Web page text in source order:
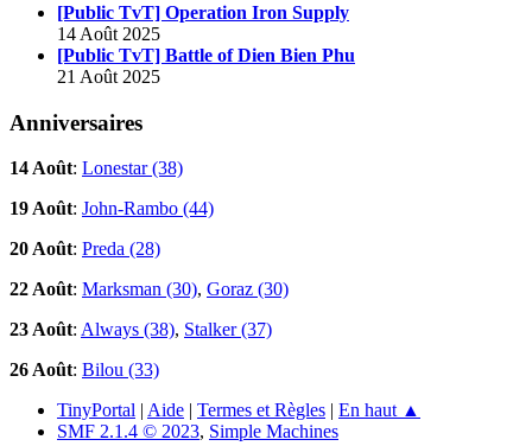
[Public TvT] Operation Iron Supply
14 Août 2025
[Public TvT] Battle of Dien Bien Phu
21 Août 2025
Anniversaires
14 Août: Lonestar (38)
19 Août: John-Rambo (44)
20 Août: Preda (28)
22 Août: Marksman (30), Goraz (30)
23 Août: Always (38), Stalker (37)
26 Août: Bilou (33)
TinyPortal | Aide | Termes et Règles | En haut ▲
SMF 2.1.4 © 2023, Simple Machines